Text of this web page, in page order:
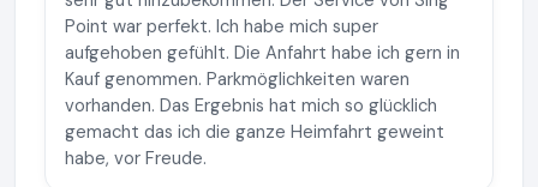
Point war perfekt. Ich habe mich super
aufgehoben gefühlt. Die Anfahrt habe ich gern in
Kauf genommen. Parkmöglichkeiten waren
vorhanden. Das Ergebnis hat mich so glücklich
gemacht das ich die ganze Heimfahrt geweint
habe, vor Freude.